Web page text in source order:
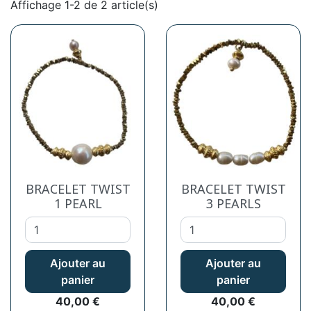
Affichage 1-2 de 2 article(s)
BRACELET TWIST
1 PEARL
Ajouter au
panier
Prix
40,00 €
BRACELET TWIST
3 PEARLS
Ajouter au
panier
Prix
40,00 €